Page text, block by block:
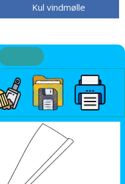
Kul vindmølle